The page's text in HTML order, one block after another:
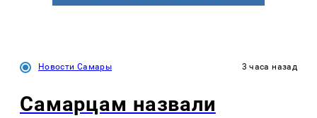
Новости Самары 3 часа назад
Самарцам назвали